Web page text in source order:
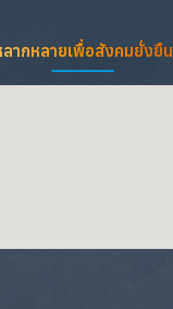
ลากหลายเพื่อสังคมยั่งยืน